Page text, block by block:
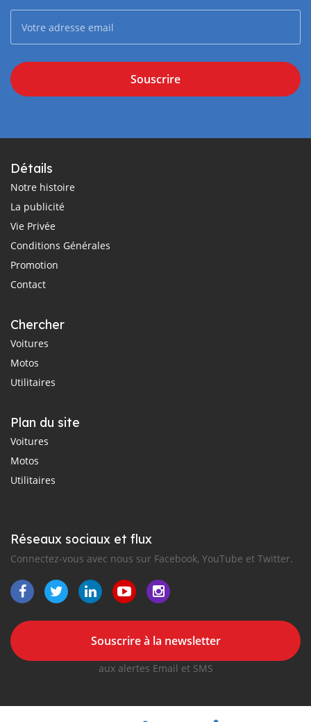
Souscrire
Détails
Notre histoire
La publicité
Vie Privée
Conditions Générales
Promotion
Contact
Chercher
Voitures
Motos
Utilitaires
Plan du site
Voitures
Motos
Utilitaires
Réseaux sociaux et flux
Connectez-vous avec nous sur Facebook, YouTube et Twitter.
Souscrire à la newsletter
aux alertes Email et SMS